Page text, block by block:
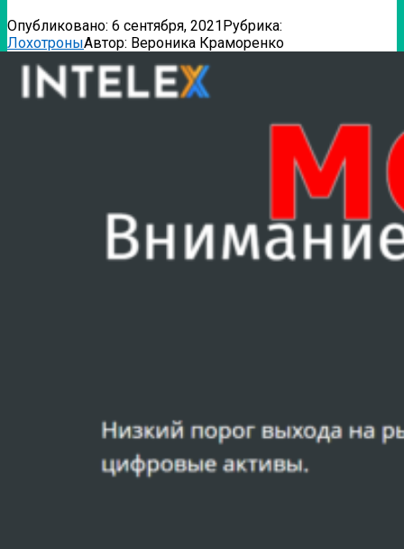
Опубликовано: 6 сентября, 2021Рубрика:
ЛохотроныАвтор: Вероника Краморенко